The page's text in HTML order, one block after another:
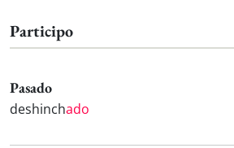
Participo
Pasado
deshinchado